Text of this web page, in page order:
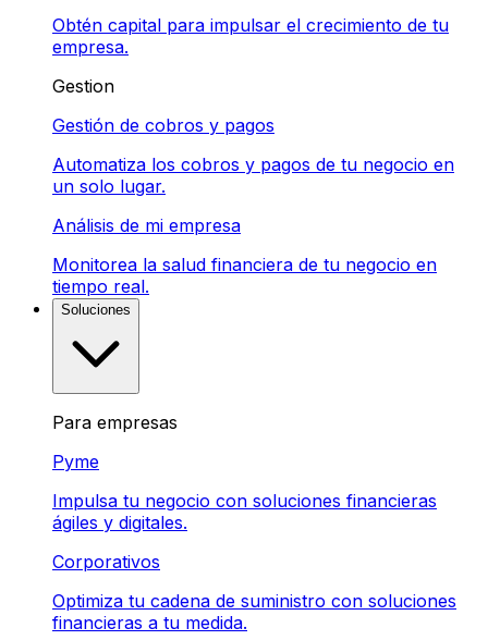
Obtén capital para impulsar el crecimiento de tu
empresa.
Gestion
Gestión de cobros y pagos
Automatiza los cobros y pagos de tu negocio en
un solo lugar.
Análisis de mi empresa
Monitorea la salud financiera de tu negocio en
tiempo real.
Soluciones
Para empresas
Pyme
Impulsa tu negocio con soluciones financieras
ágiles y digitales.
Corporativos
Optimiza tu cadena de suministro con soluciones
financieras a tu medida.